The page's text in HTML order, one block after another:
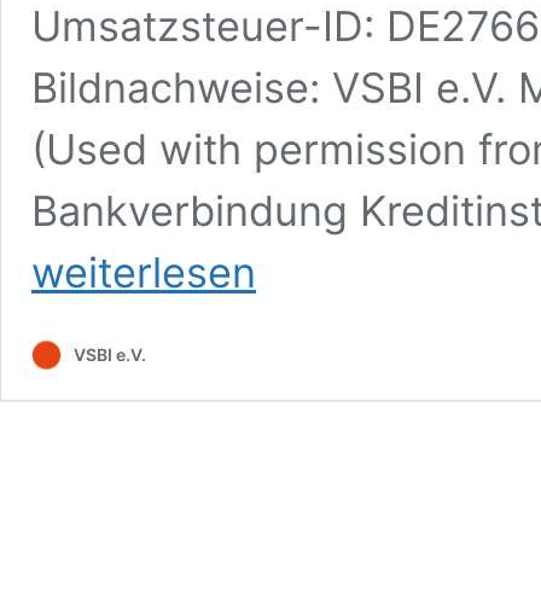
Umsatzsteuer-ID:
Bildnachweise: VSBI
(Used with permission
Bankverbindung
weiterlesen
VSBI e.V.